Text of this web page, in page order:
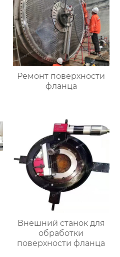
Ремонт поверхности
фланца
Внешний станок для
обработки
поверхности фланца